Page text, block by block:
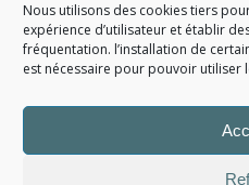
Nous utilisons des cookies tiers
expérience d’utilisateur et établir
fréquentation. l’installation de
est nécessaire pour pouvoir utiliser
L'Atelier du Portable2006
Politique de